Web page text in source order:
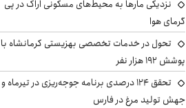
نزدیکی مارها به محیط‌های مسکونی اراک در پی
گرمای هوا
تحول در خدمات تخصصی بهزیستی کرمانشاه با
پوشش ۱۹۲ هزار نفر
تحقق ۱۲۴ درصدی برنامه جوجه‌ریزی در تیرماه و
جهش تولید مرغ در فارس